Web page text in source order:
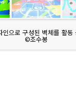
인으로 구성된 벽체를 활동
©조수봉